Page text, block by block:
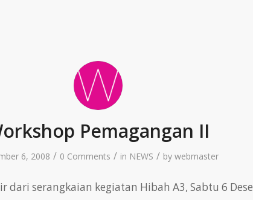
Pemagangan II
6, 2008 / 0 Comments / in NEWS / by webmaster
dari serangkaian kegiatan Hibah A3, Sabtu 6